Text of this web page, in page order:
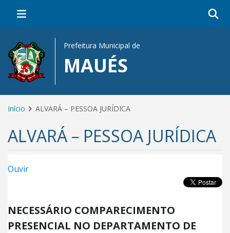
Prefeitura Municipal de
MAUÉS
Início ALVARÁ – PESSOA JURÍDICA
ALVARÁ – PESSOA JURÍDICA
Ouvir
NECESSÁRIO COMPARECIMENTO
PRESENCIAL NO DEPARTAMENTO DE